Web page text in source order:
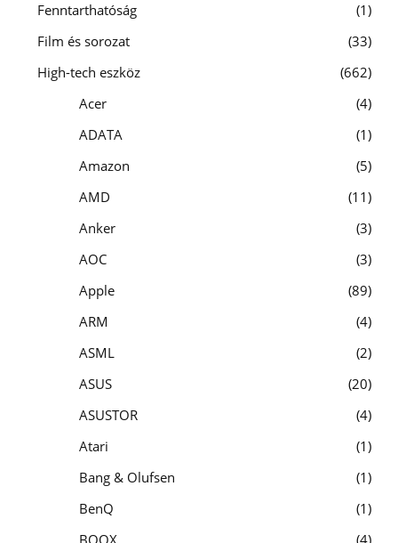
Fenntarthatóság
1
Film és sorozat
33
High-tech eszköz
662
Acer
4
ADATA
1
Amazon
5
AMD
11
Anker
3
AOC
3
Apple
89
ARM
4
ASML
2
ASUS
20
ASUSTOR
4
Atari
1
Bang & Olufsen
1
BenQ
1
BOOX
4